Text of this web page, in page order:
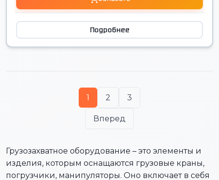
Подробнее
1 2 3
Вперед
Грузозахватное оборудование – это элементы и
изделия, которым оснащаются грузовые краны,
погрузчики, манипуляторы. Оно включает в себя